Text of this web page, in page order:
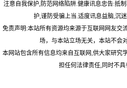
注意自我保护,防范网络陷阱.健康讯息忠告:抵
护,谨防受骗上当.适度讯息益脑,沉
免责声明:本站所有资源均来源于互联网网友交
场，与本站立场无关，本站不会
本网站包含所有信息均来自互联网,供大家研究
担任何法律责任,同时不具